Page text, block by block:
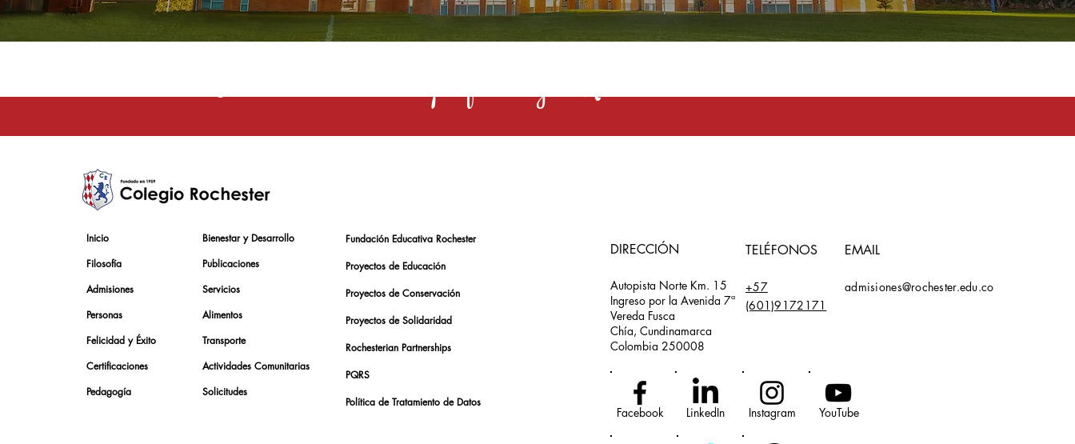
La educación es una profesión y el Rochester la toma en serio
Inicio
Filosofía
Admisiones
Personas
Felicidad y Éxito
Certificaciones
Pedagogía
Bienestar y Desarrollo
Publicaciones
Servicios
Alimentos
Transporte
Actividades Comunitarias
Solicitudes
Fundación Educativa Rochester
Proyectos de Educación
Proyectos de Conservación
Proyectos de Solidaridad
Rochesterian Partnerships
PQRS
Política de Tratamiento de Datos
DIRECCIÓN
Autopista Norte Km. 15
Ingreso por la Avenida 7ª
Vereda Fusca
Chía, Cundinamarca
Colombia 250008
TELÉFONOS EMAIL
+57
(601)9172171
admisiones@rochester.edu.co
Facebook LinkedIn Instagram YouTube